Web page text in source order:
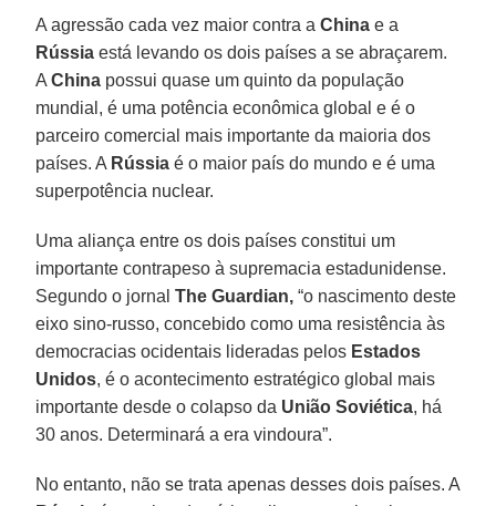
A agressão cada vez maior contra aChina e a
Rússia está levando os dois países a se abraçarem.
AChina possui quase um quinto da população
mundial, é uma potência econômica global e é o
parceiro comercial mais importante da maioria dos
países. A Rússia é o maior país do mundo e é uma
superpotência nuclear.
Uma aliança entre os dois países constitui um
importante contrapeso à supremacia estadunidense.
Segundo o jornalThe Guardian, “o nascimento deste
eixo sino-russo, concebido como uma resistência às
democracias ocidentais lideradas pelos Estados
Unidos, é o acontecimento estratégico global mais
importante desde o colapso da União Soviética, há
30 anos. Determinará a era vindoura”.
No entanto, não se trata apenas desses dois países. A